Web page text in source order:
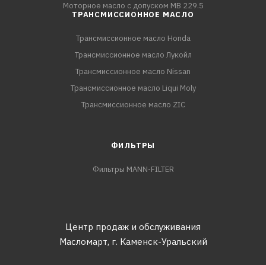
Моторное масло с допуском MB 229.5
ТРАНСМИССИОННОЕ МАСЛО
Трансмиссионное масло Honda
Трансмиссионное масло Лукойл
Трансмиссионное масло Nissan
Трансмиссионное масло Liqui Moly
Трансмиссионное масло ZIC
ФИЛЬТРЫ
Фильтры MANN-FILTER
Центр продаж и обслуживания
Масломарт, г. Каменск-Уральский